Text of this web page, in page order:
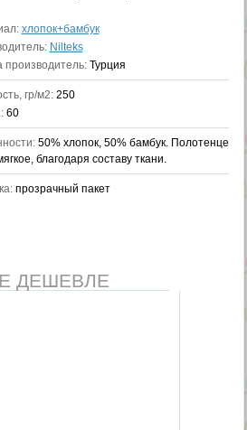
хлопок+бамбук
Nilteks
производитель: Турция
гр/м2: 250
60
50% хлопок, 50% бамбук. Полотенце
благодаря составу ткани.
прозрачный пакет
ДЕШЕВЛЕ